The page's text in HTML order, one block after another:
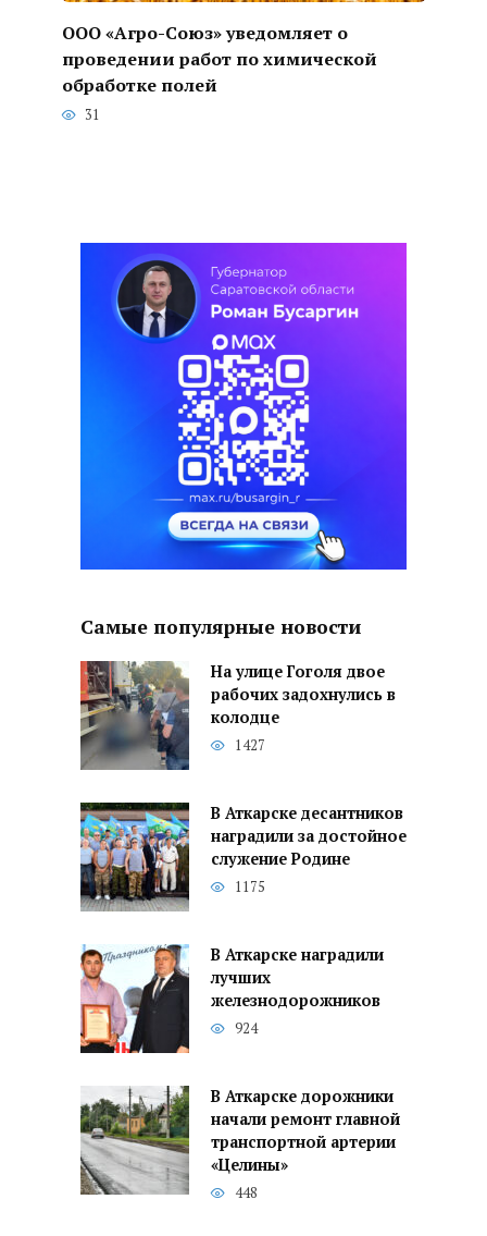
ООО «Агро-Союз» уведомляет о
проведении работ по химической
обработке полей
31
Самые популярные новости
На улице Гоголя двое
рабочих задохнулись в
колодце
1427
В Аткарске десантников
наградили за достойное
служение Родине
1175
В Аткарске наградили
лучших
железнодорожников
924
В Аткарске дорожники
начали ремонт главной
транспортной артерии
«Целины»
448